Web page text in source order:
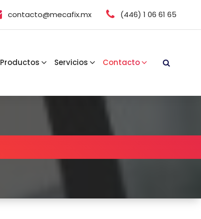
contacto@mecafix.mx (446) 1 06 61 65
Productos Servicios Contacto